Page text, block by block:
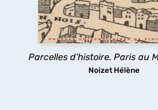
Parcelles d’histoire. Paris au
Noizet Hélène
comment les pratiques des
ont durablement structuré
parisien.
découvrir